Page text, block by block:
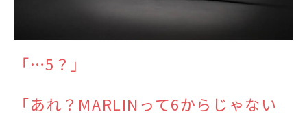
「…5？」
「あれ？MARLINって6からじゃない